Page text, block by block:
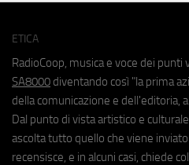
ETICA
RadioCoop, musica e voce dei
SA8000 diventando così "la prima
della comunicazione e dell'editoria,
Dal punto di vista artistico e
ascolta tutto quello che viene
recensisce, e in alcuni casi, chiede